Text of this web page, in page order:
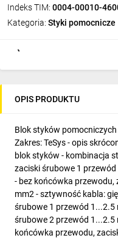
Indeks TIM: 0004-00010-
Kategoria: Styki pomocnicze
OPIS PRODUKTU
Blok styków pomocniczych
Zakres: TeSys - opis
blok styków - kombinacja
zaciski śrubowe 1
- bez końcówka
mm2 - sztywność kabla:
śrubowe 1 przewód 1...2.5
śrubowe 2 przewód 1...2.5
końcówka przewodu,